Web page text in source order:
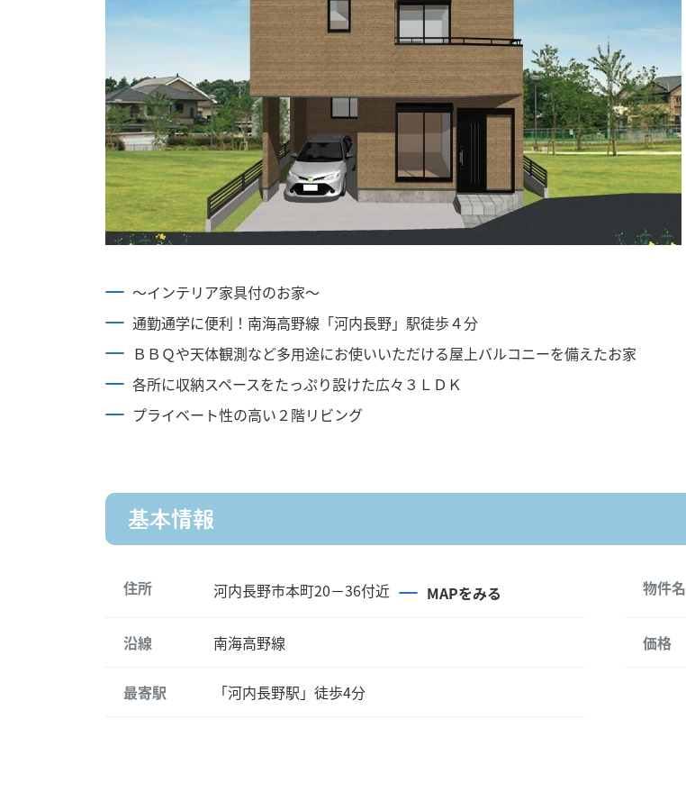
～インテリア家具付のお家～
通勤通学に便利！南海高野線「河内長野」駅徒歩４分
ＢＢＱや天体観測など多用途にお使いいただける屋上バルコニーを備えたお家
各所に収納スペースをたっぷり設けた広々３ＬＤＫ
プライベート性の高い２階リビング
基本情報
住所 河内長野市本町20－36付近 MAPをみる 物件名
沿線 南海高野線 価格
最寄駅 「河内長野駅」徒歩4分